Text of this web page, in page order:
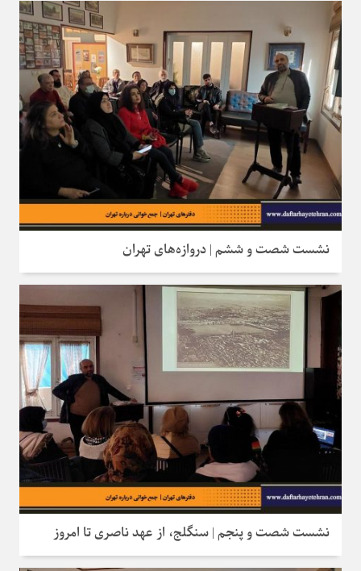
نشست شصت و ششم | دروازه‌های تهران
نشست شصت و پنجم | سنگلج، از عهد ناصری تا امروز